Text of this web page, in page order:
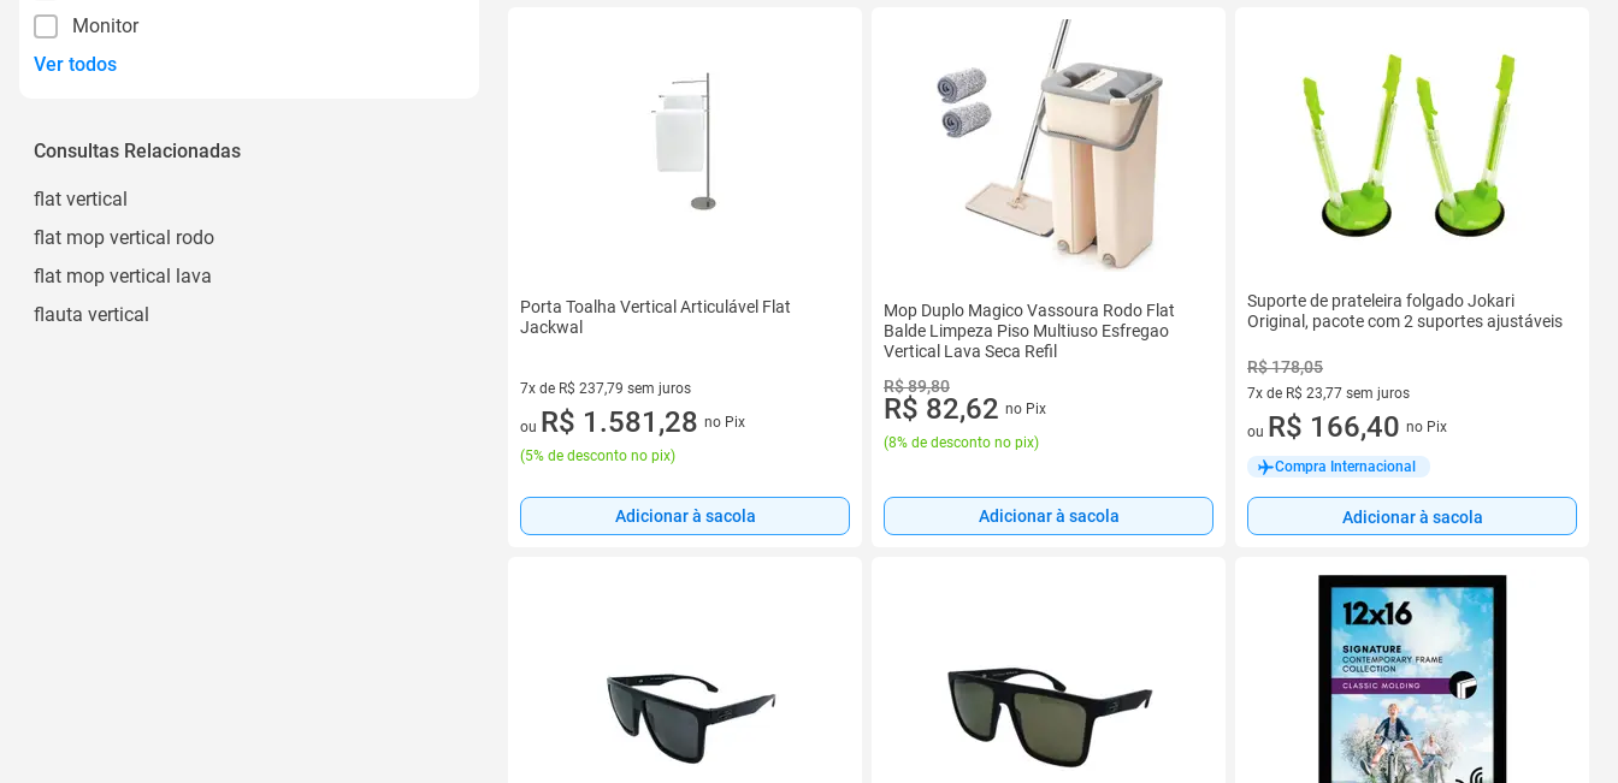
Monitor
Ver todos
Consultas Relacionadas
flat vertical
flat mop vertical rodo
flat mop vertical lava
flauta vertical
Porta Toalha Vertical Articulável Flat
Jackwal
7x de R$ 237,79 sem juros
7 vez de R$ 237,79 sem juros
ou R$ 1.581,28 no Pix
(5% de desconto no pix)
Adicionar à sacola
Mop Duplo Magico Vassoura Rodo Flat
Balde Limpeza Piso Multiuso Esfregao
Vertical Lava Seca Refil
R$ 89,80
R$ 82,62 no Pix
(8% de desconto no pix)
Adicionar à sacola
Suporte de prateleira folgado Jokari
Original, pacote com 2 suportes ajustáveis
R$ 178,05
7x de R$ 23,77 sem juros
7 vez de R$ 23,77 sem juros
ou R$ 166,40 no Pix
Compra Internacional
Adicionar à sacola